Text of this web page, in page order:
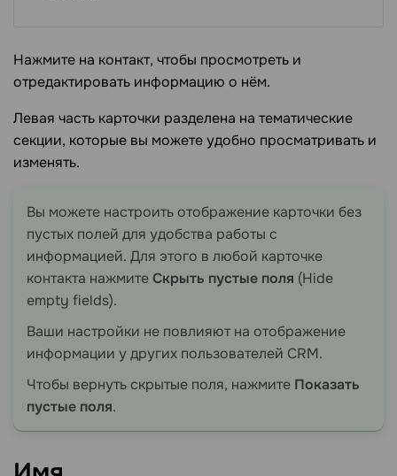
Нажмите на контакт, чтобы просмотреть и
отредактировать информацию о нём.
Левая часть карточки разделена на тематические
секции, которые вы можете удобно просматривать и
изменять.
Вы можете настроить отображение карточки без
пустых полей для удобства работы с
информацией. Для этого в любой карточке
контакта нажмитеСкрыть пустые поля (Hide
empty fields).
Ваши настройки не повлияют на отображение
информации у других пользователей CRM.
Чтобы вернуть скрытые поля, нажмите Показать
пустые поля.